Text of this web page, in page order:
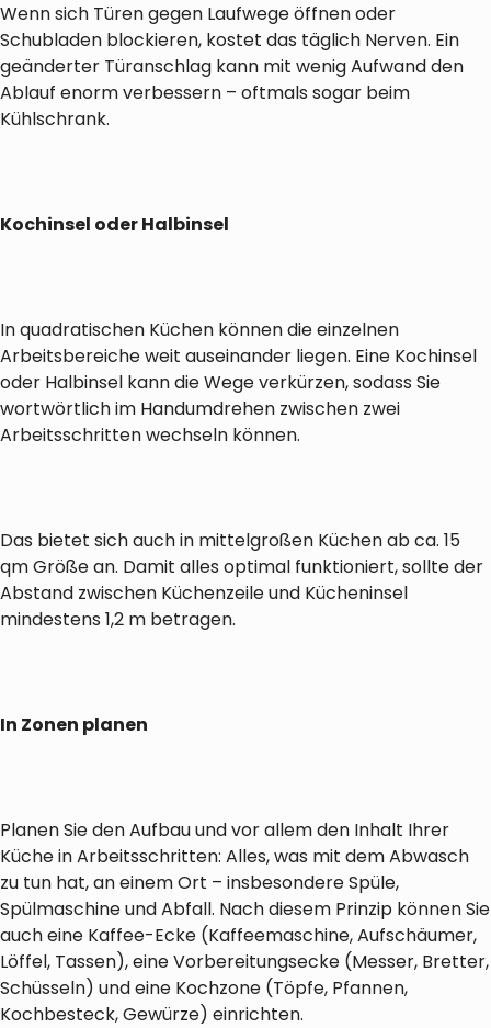
Wenn sich Türen gegen Laufwege öffnen oder
Schubladen blockieren, kostet das täglich Nerven. Ein
geänderter Türanschlag kann mit wenig Aufwand den
Ablauf enorm verbessern – oftmals sogar beim
Kühlschrank.
Kochinsel oder Halbinsel
In quadratischen Küchen können die einzelnen
Arbeitsbereiche weit auseinander liegen. Eine Kochinsel
oder Halbinsel kann die Wege verkürzen, sodass Sie
wortwörtlich im Handumdrehen zwischen zwei
Arbeitsschritten wechseln können.
Das bietet sich auch in mittelgroßen Küchen ab ca. 15
qm Größe an. Damit alles optimal funktioniert, sollte der
Abstand zwischen Küchenzeile und Kücheninsel
mindestens 1,2 m betragen.
In Zonen planen
Planen Sie den Aufbau und vor allem den Inhalt Ihrer
Küche in Arbeitsschritten: Alles, was mit dem Abwasch
zu tun hat, an einem Ort – insbesondere Spüle,
Spülmaschine und Abfall. Nach diesem Prinzip können Sie
auch eine Kaffee-Ecke (Kaffeemaschine, Aufschäumer,
Löffel, Tassen), eine Vorbereitungsecke (Messer, Bretter,
Schüsseln) und eine Kochzone (Töpfe, Pfannen,
Kochbesteck, Gewürze) einrichten.